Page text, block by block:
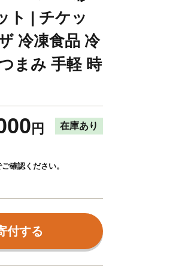
ト | チケッ
冷凍食品 冷
まみ 手軽 時
円 在庫あり
確認ください。
付する